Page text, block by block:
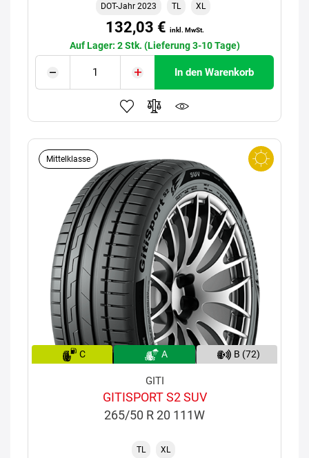
DOT-Jahr 2023 TL XL
132,03 € inkl. MwSt.
Auf Lager: 2 Stk. (Lieferung 3-10 Tage)
In den Warenkorb
Mittelklasse
C A B (72)
GITI
GITISPORT S2 SUV
265/50 R 20 111W
TL XL